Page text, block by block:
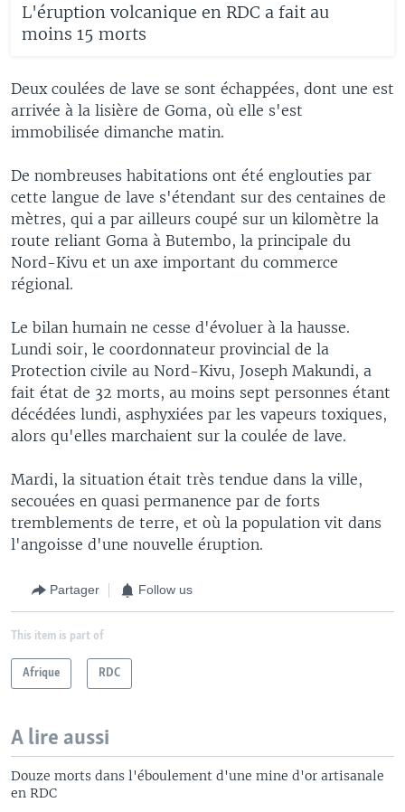
L'éruption volcanique en RDC a fait au
moins 15 morts
Deux coulées de lave se sont échappées, dont une est
arrivée à la lisière de Goma, où elle s'est
immobilisée dimanche matin.
De nombreuses habitations ont été englouties par
cette langue de lave s'étendant sur des centaines de
mètres, qui a par ailleurs coupé sur un kilomètre la
route reliant Goma à Butembo, la principale du
Nord-Kivu et un axe important du commerce
régional.
Le bilan humain ne cesse d'évoluer à la hausse.
Lundi soir, le coordonnateur provincial de la
Protection civile au Nord-Kivu, Joseph Makundi, a
fait état de 32 morts, au moins sept personnes étant
décédées lundi, asphyxiées par les vapeurs toxiques,
alors qu'elles marchaient sur la coulée de lave.
Mardi, la situation était très tendue dans la ville,
secouées en quasi permanence par de forts
tremblements de terre, et où la population vit dans
l'angoisse d'une nouvelle éruption.
Partager Follow us
This item is part of
Afrique RDC
A lire aussi
Douze morts dans l'éboulement d'une mine d'or artisanale
en RDC